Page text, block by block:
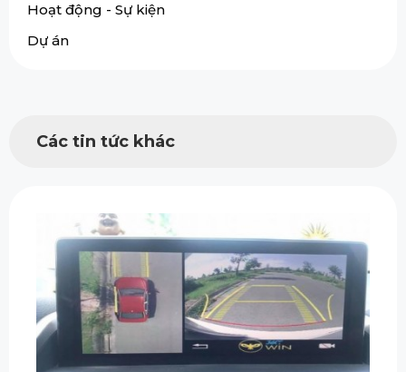
Hoạt động - Sự kiện
Dự án
Các tin tức khác